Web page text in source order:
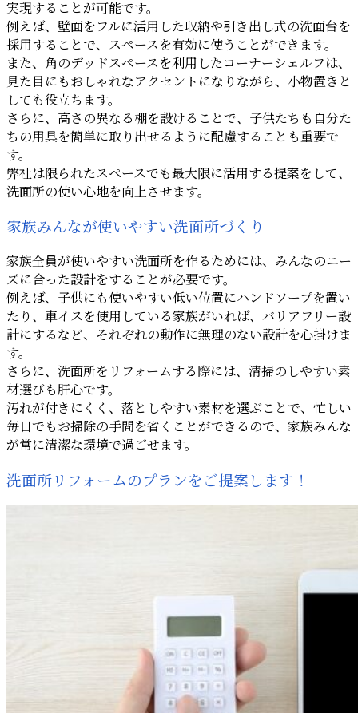
実現することが可能です。
例えば、壁面をフルに活用した収納や引き出し式の洗面台を
採用することで、スペースを有効に使うことができます。
また、角のデッドスペースを利用したコーナーシェルフは、
見た目にもおしゃれなアクセントになりながら、小物置きと
しても役立ちます。
さらに、高さの異なる棚を設けることで、子供たちも自分た
ちの用具を簡単に取り出せるように配慮することも重要で
す。
弊社は限られたスペースでも最大限に活用する提案をして、
洗面所の使い心地を向上させます。
家族みんなが使いやすい洗面所づくり
家族全員が使いやすい洗面所を作るためには、みんなのニー
ズに合った設計をすることが必要です。
例えば、子供にも使いやすい低い位置にハンドソープを置い
たり、車イスを使用している家族がいれば、バリアフリー設
計にするなど、それぞれの動作に無理のない設計を心掛けま
す。
さらに、洗面所をリフォームする際には、清掃のしやすい素
材選びも肝心です。
汚れが付きにくく、落としやすい素材を選ぶことで、忙しい
毎日でもお掃除の手間を省くことができるので、家族みんな
が常に清潔な環境で過ごせます。
洗面所リフォームのプランをご提案します！